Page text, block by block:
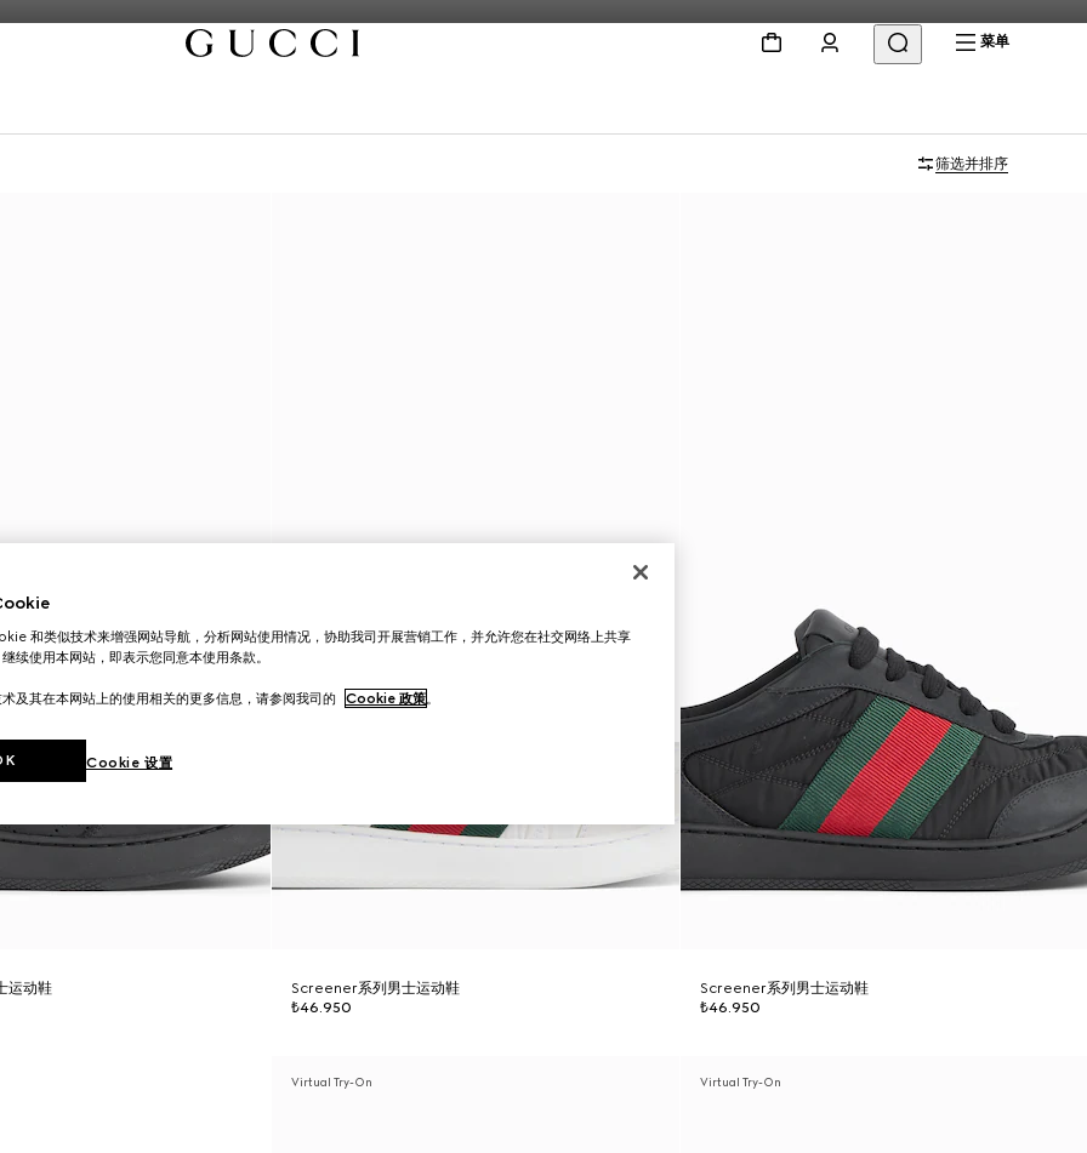
菜单
筛选并排序
运动鞋
Screener系列男士运动鞋
₺46.950
Screener系列男士运动鞋
₺46.950
Virtual Try-On Virtual Try-On
和类似技术来增强网站导航，分析网站使用情况，协助我司开展营销工作，并允许您在社交网络上共享
续使用本网站，即表示您同意本使用条款。
及其在本网站上的使用相关的更多信息，请参阅我司的 Cookie 政策。
Cookie 设置